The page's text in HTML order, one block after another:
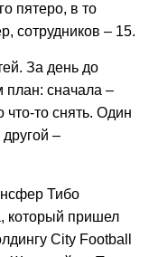
пятеро, в то
сотрудников – 15.
За день до
план: сначала –
то снять. Один
–
Тибо
который пришел
City Football